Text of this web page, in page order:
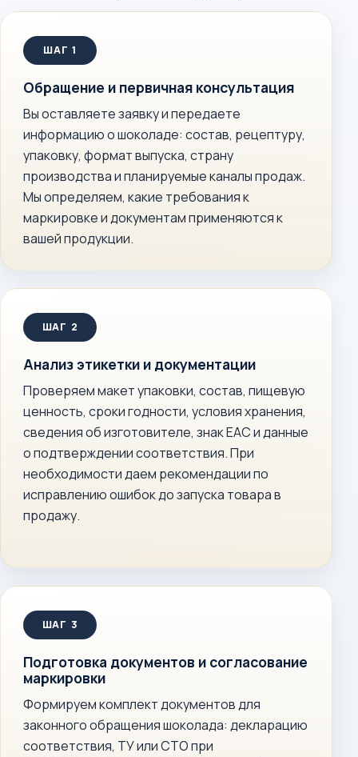
Обращение и первичная консультация
Вы оставляете заявку и передаете
информацию о шоколаде: состав, рецептуру,
упаковку, формат выпуска, страну
производства и планируемые каналы продаж.
Мы определяем, какие требования к
маркировке и документам применяются к
вашей продукции.
Анализ этикетки и документации
Проверяем макет упаковки, состав, пищевую
ценность, сроки годности, условия хранения,
сведения об изготовителе, знак ЕАС и данные
о подтверждении соответствия. При
необходимости даем рекомендации по
исправлению ошибок до запуска товара в
продажу.
Подготовка документов и согласование
маркировки
Формируем комплект документов для
законного обращения шоколада: декларацию
соответствия, ТУ или СТО при